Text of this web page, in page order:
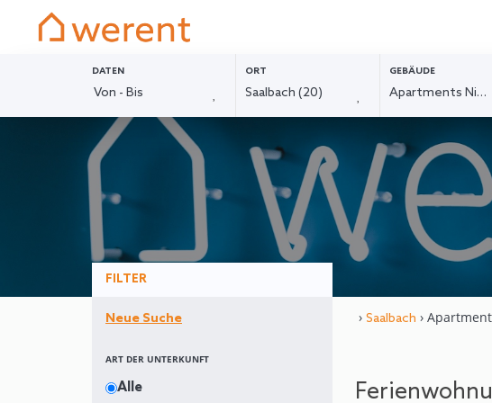
DATEN ORT GEBÄUDE
FILTER
Neue Suche
ART DER UNTERKUNFT
Alle
› Saalbach ›